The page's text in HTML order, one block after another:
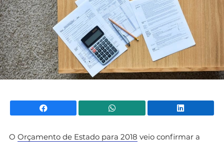
Facebook WhatsApp
O Orçamento de Estado para 2018 veio confirmar a